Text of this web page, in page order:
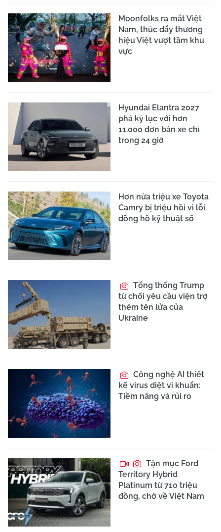
Moonfolks ra mắt Việt
Nam, thúc đẩy thương
hiệu Việt vượt tầm khu
vực
Hyundai Elantra 2027
phá kỷ lục với hơn
11.000 đơn bán xe chỉ
trong 24 giờ
Hơn nửa triệu xe Toyota
Camry bị triệu hồi vì lỗi
đồng hồ kỹ thuật số
Tổng thống Trump
từ chối yêu cầu viện trợ
thêm tên lửa của
Ukraine
Công nghệ AI thiết
kế virus diệt vi khuẩn:
Tiềm năng và rủi ro
Tận mục Ford
Territory Hybrid
Platinum từ 710 triệu
đồng, chờ về Việt Nam